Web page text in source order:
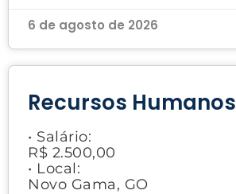
6 de agosto de 2026
Recursos Humanos
• Salário:
R$ 2.500,00
• Local:
Novo Gama, GO